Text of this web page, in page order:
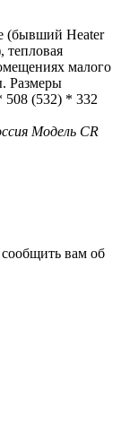
(бывший Heater
тепловая
малого
Размеры
508 (532) * 332
Модель CR
вам об